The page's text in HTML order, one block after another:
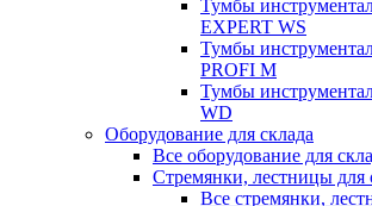
Тумбы
EXPERT WS
Тумбы
PROFI M
Тумбы
WD
Оборудование для склада
Все оборудование для
Стремянки, лестницы для
Все стремянки,